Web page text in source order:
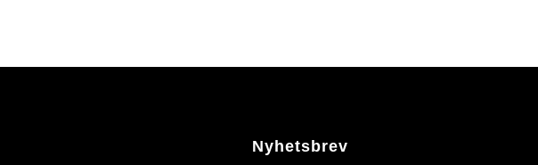
Nyhetsbrev